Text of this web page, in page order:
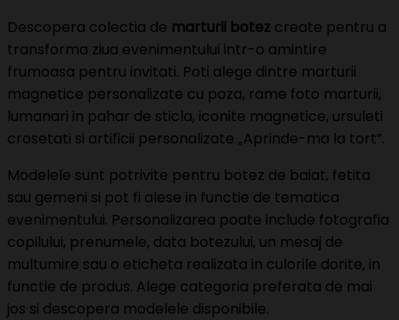
Descopera colectia de marturii botez create pentru a
transforma ziua evenimentului intr-o amintire
frumoasa pentru invitati. Poti alege dintre marturii
magnetice personalizate cu poza, rame foto marturii,
lumanari in pahar de sticla, iconite magnetice, ursuleti
crosetati si artificii personalizate „Aprinde-ma la tort”.
Modelele sunt potrivite pentru botez de baiat, fetita
sau gemeni si pot fi alese in functie de tematica
evenimentului. Personalizarea poate include fotografia
copilului, prenumele, data botezului, un mesaj de
multumire sau o eticheta realizata in culorile dorite, in
functie de produs. Alege categoria preferata de mai
jos si descopera modelele disponibile.